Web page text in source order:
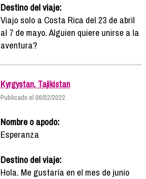
Destino del viaje:
Viajo solo a Costa Rica del 23 de abril
al 7 de mayo. Alguien quiere unirse a la
aventura?
Kyrgystan, Tajikistan
Publicado el 06/02/2022
Nombre o apodo:
Esperanza
Destino del viaje:
Hola. Me gustaría en el mes de junio